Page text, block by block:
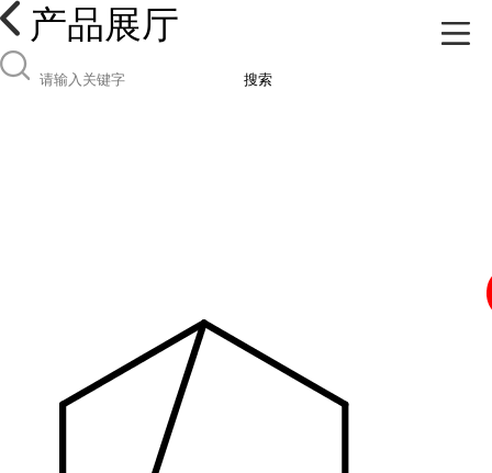
产品展厅
搜索